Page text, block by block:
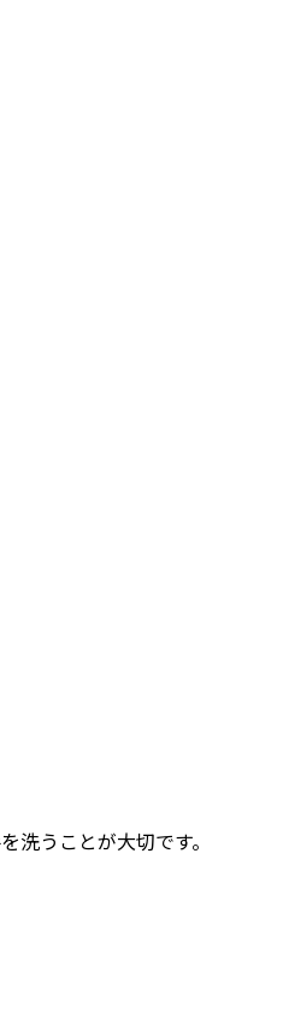
うことが大切です。